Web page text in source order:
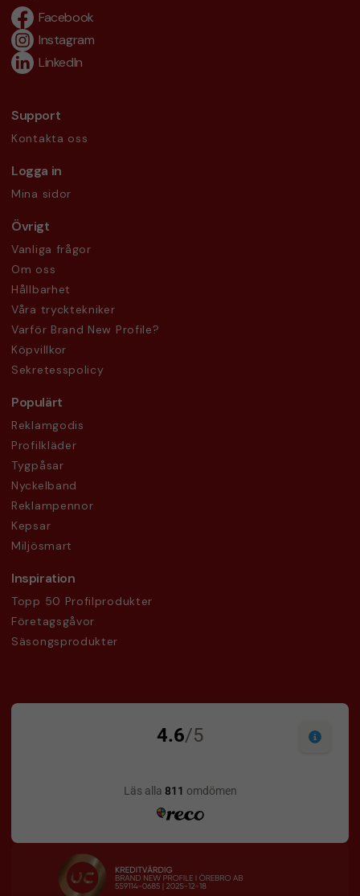
Facebook
Instagram
LinkedIn
Support
Kontakta oss
Logga in
Mina sidor
Övrigt
Vanliga frågor
Om oss
Hållbarhet
Våra trycktekniker
Varför Brand New Profile?
Köpvillkor
Sekretesspolicy
Populärt
Reklamgodis
Profilkläder
Tygpåsar
Nyckelband
Reklampennor
Kepsar
Miljösmart
Inspiration
Topp 50 Profilprodukter
Företagsgåvor
Säsongsprodukter